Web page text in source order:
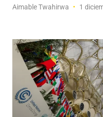
Aimable Twahirwa 1